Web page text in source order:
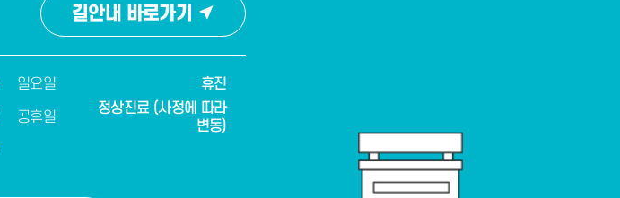
길안내 바로가기
일요일 휴진
공휴일
정상진료 (사정에 따라
변동)